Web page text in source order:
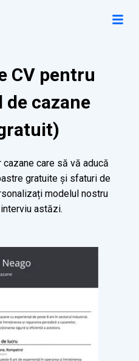
CV pentru
cazane
cazane care să vă aducă
gratuite și sfaturi de
modelul nostru
astăzi.